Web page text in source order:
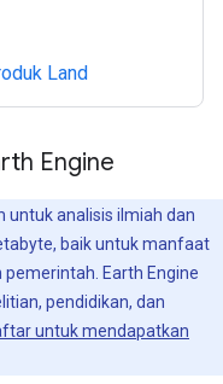
Land
Engine
untuk analisis ilmiah dan
baik untuk manfaat
Earth Engine
pendidikan, dan
untuk mendapatkan